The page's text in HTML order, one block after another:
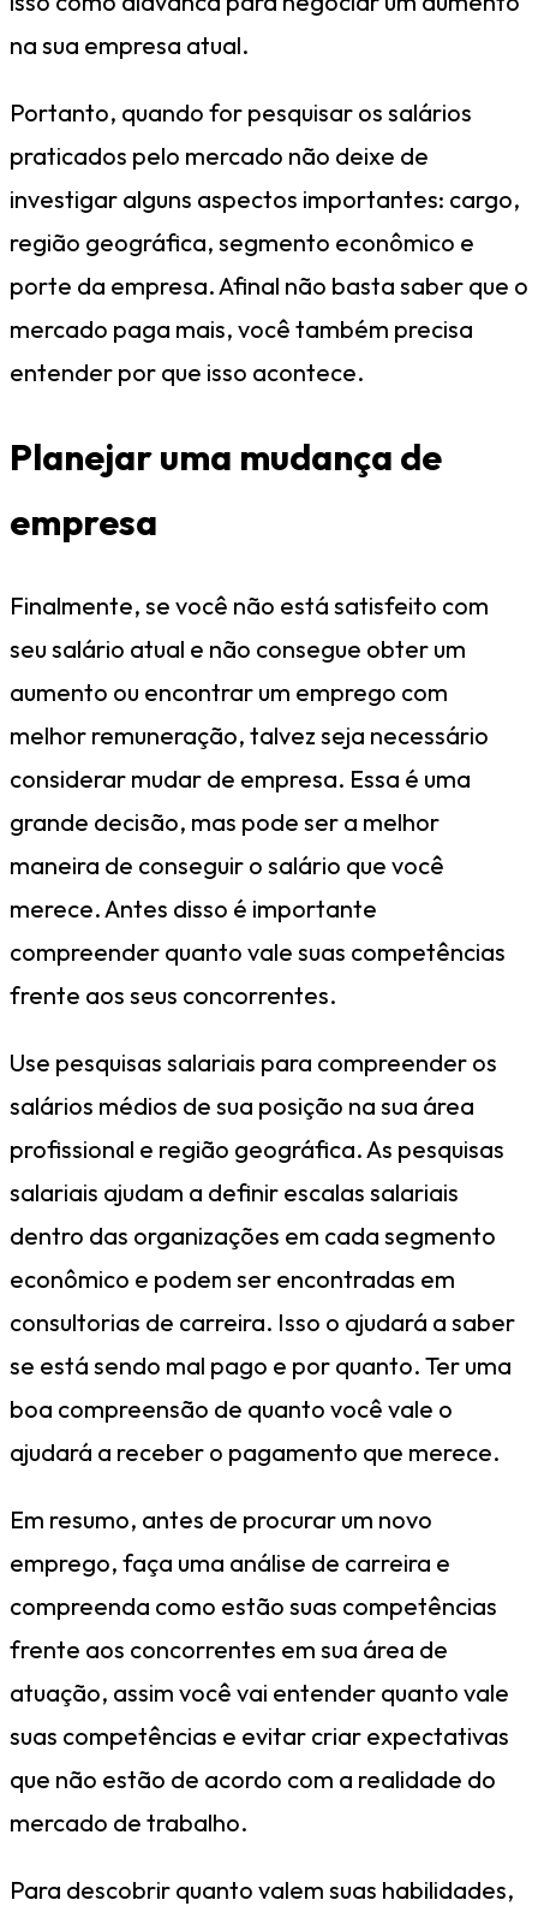
na sua empresa atual.
Portanto, quando for pesquisar os salários
praticados pelo mercado não deixe de
investigar alguns aspectos importantes: cargo,
região geográfica, segmento econômico e
porte da empresa. Afinal não basta saber que o
mercado paga mais, você também precisa
entender por que isso acontece.
Planejar uma mudança de
empresa
Finalmente, se você não está satisfeito com
seu salário atual e não consegue obter um
aumento ou encontrar um emprego com
melhor remuneração, talvez seja necessário
considerar mudar de empresa. Essa é uma
grande decisão, mas pode ser a melhor
maneira de conseguir o salário que você
merece. Antes disso é importante
compreender quanto vale suas competências
frente aos seus concorrentes.
Use pesquisas salariais para compreender os
salários médios de sua posição na sua área
profissional e região geográfica. As pesquisas
salariais ajudam a definir escalas salariais
dentro das organizações em cada segmento
econômico e podem ser encontradas em
consultorias de carreira. Isso o ajudará a saber
se está sendo mal pago e por quanto. Ter uma
boa compreensão de quanto você vale o
ajudará a receber o pagamento que merece.
Em resumo, antes de procurar um novo
emprego, faça uma análise de carreira e
compreenda como estão suas competências
frente aos concorrentes em sua área de
atuação, assim você vai entender quanto vale
suas competências e evitar criar expectativas
que não estão de acordo com a realidade do
mercado de trabalho.
Para descobrir quanto valem suas habilidades,